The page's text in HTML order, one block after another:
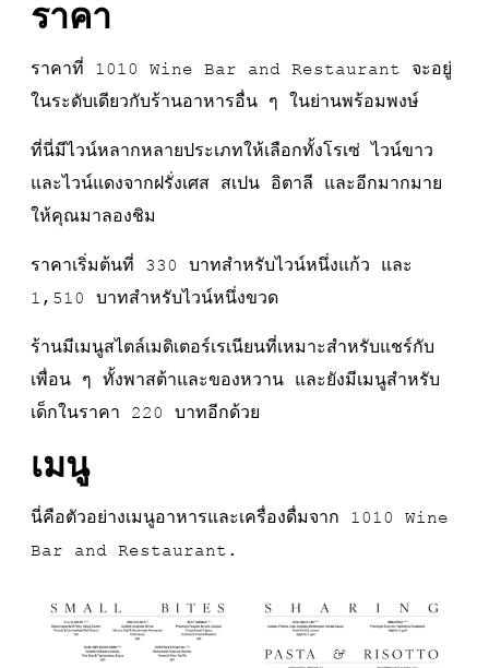
ราคา
ราคาที่ 1010 Wine Bar and Restaurant จะอยู่
ในระดับเดียวกับร้านอาหารอื่น ๆ ในย่านพร้อมพงษ์
ที่นี่มีไวน์หลากหลายประเภทให้เลือกทั้งโรเซ่ ไวน์ขาว
และไวน์แดงจากฝรั่งเศส สเปน อิตาลี และอีกมากมาย
ให้คุณมาลองชิม
ราคาเริ่มต้นที่ 330 บาทสำหรับไวน์หนึ่งแก้ว และ
1,510 บาทสำหรับไวน์หนึ่งขวด
ร้านมีเมนูสไตล์เมดิเตอร์เรเนียนที่เหมาะสำหรับแชร์กับ
เพื่อน ๆ ทั้งพาสต้าและของหวาน และยังมีเมนูสำหรับ
เด็กในราคา 220 บาทอีกด้วย
เมนู
นี่คือตัวอย่างเมนูอาหารและเครื่องดื่มจาก 1010 Wine
Bar and Restaurant.